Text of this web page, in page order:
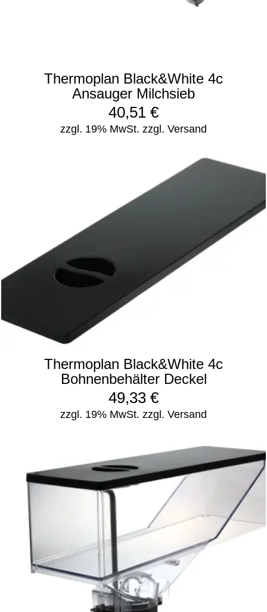
Thermoplan Black&White 4c
Ansauger Milchsieb
zzgl. 19% MwSt. zzgl. Versand
40,51 €
Thermoplan Black&White 4c
Bohnenbehälter Deckel
zzgl. 19% MwSt. zzgl. Versand
49,33 €